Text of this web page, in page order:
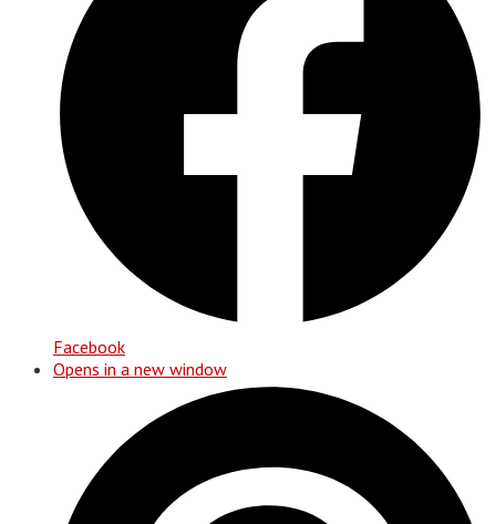
Facebook
Opens in a new window